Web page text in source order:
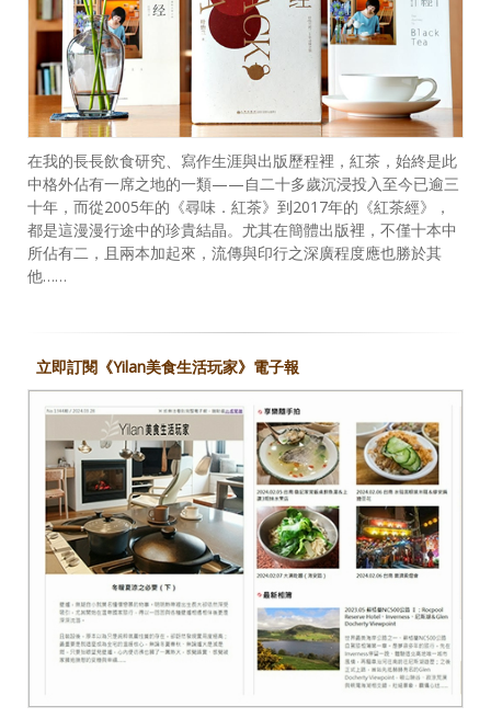
在我的長長飲食研究、寫作生涯與出版歷程裡，紅茶，始終是此
中格外佔有一席之地的一類——自二十多歲沉浸投入至今已逾三
十年，而從2005年的《尋味．紅茶》到2017年的《紅茶經》，
都是這漫漫行途中的珍貴結晶。尤其在簡體出版裡，不僅十本中
所佔有二，且兩本加起來，流傳與印行之深廣程度應也勝於其
他……
立即訂閱《Yilan美食生活玩家》電子報